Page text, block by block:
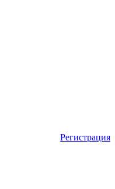
Регистрация